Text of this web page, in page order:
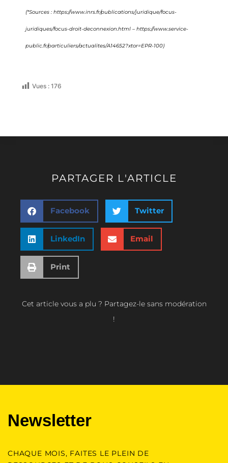
(*Sources : https://www.inrs.fr/publications/juridique/focus-
juridiques/focus-droit-deconnexion.html – https://www.service-
public.fr/particuliers/actualites/A14652?xtor=EPR-100)
Vues : 176
PARTAGER L'ARTICLE
Facebook Twitter
LinkedIn Email
Print
Cet article vous a plu ? Partagez-le sans modération
!
Newsletter
CHAQUE MOIS, FAITES LE PLEIN DE